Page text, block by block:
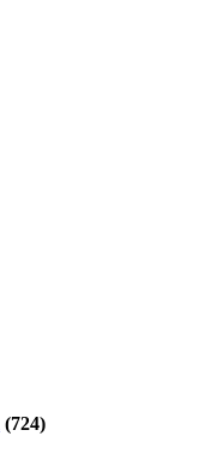
(724)